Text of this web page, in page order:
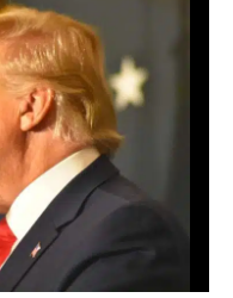
Фото: depositphotos.com